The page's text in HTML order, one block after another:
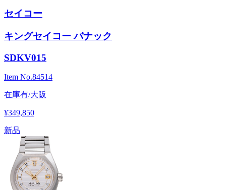
セイコー
キングセイコー バナック
SDKV015
Item No.84514
在庫有/大阪
¥349,850
新品